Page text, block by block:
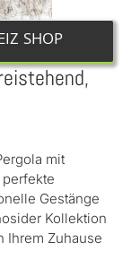
SHOP
mit
Gestänge
Kollektion
Ihrem Zuhause